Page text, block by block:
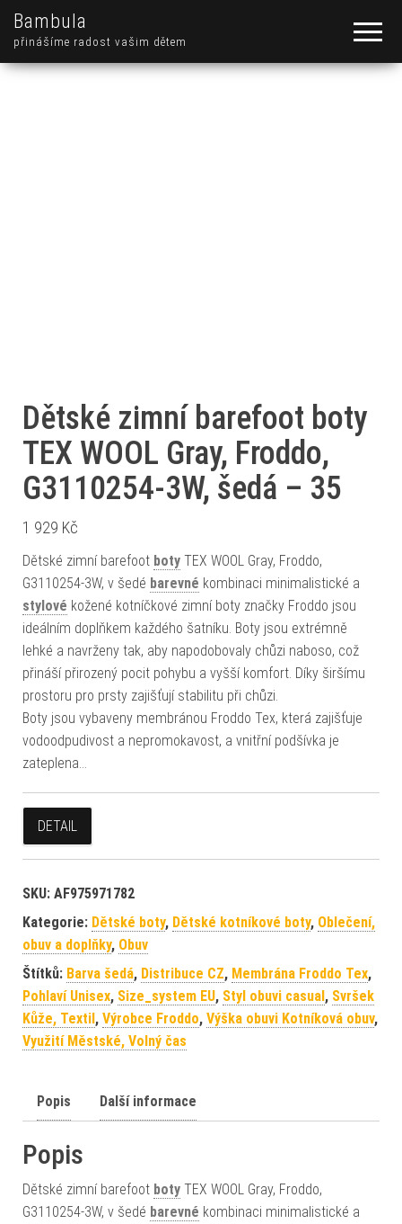
Bambula
přinášíme radost vašim dětem
Dětské zimní barefoot boty
TEX WOOL Gray, Froddo,
G3110254-3W, šedá – 35
1 929 Kč
Dětské zimní barefoot boty TEX WOOL Gray, Froddo,
G3110254-3W, v šedé barevné kombinaci minimalistické a
stylové kožené kotníčkové zimní boty značky Froddo jsou
ideálním doplňkem každého šatníku. Boty jsou extrémně
lehké a navrženy tak, aby napodobovaly chůzi naboso, což
přináší přirozený pocit pohybu a vyšší komfort. Díky širšímu
prostoru pro prsty zajišťují stabilitu při chůzi.
Boty jsou vybaveny membránou Froddo Tex, která zajišťuje
vodoodpudivost a nepromokavost, a vnitřní podšívka je
zateplena…
DETAIL
SKU: AF975971782
Kategorie: Dětské boty, Dětské kotníkové boty, Oblečení,
obuv a doplňky, Obuv
Štítků: Barva šedá, Distribuce CZ, Membrána Froddo Tex,
Pohlaví Unisex, Size_system EU, Styl obuvi casual, Svršek
Kůže, Textil, Výrobce Froddo, Výška obuvi Kotníková obuv,
Využití Městské, Volný čas
Popis Další informace
Popis
Dětské zimní barefoot boty TEX WOOL Gray, Froddo,
G3110254-3W, v šedé barevné kombinaci minimalistické a